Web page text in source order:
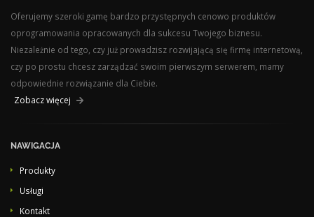
Oferujemy szeroki gamę bardzo przystępnych cenowo produktów
oprogramowania opracowanych dla sukcesu Twojego biznesu.
Niezależnie od tego, czy już prowadzisz rozwijającą się firmę internetową,
czy po prostu chcesz zarządzać swoim pierwszym serwerem, mamy
odpowiednie rozwiązanie dla Ciebie.
Zobacz więcej
NAWIGACJA
Produkty
Usługi
Kontakt